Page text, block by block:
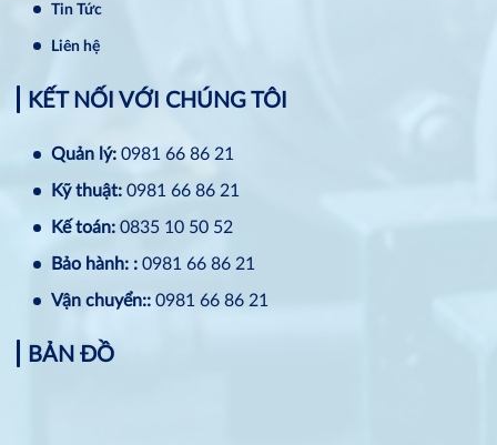
Tin Tức
Liên hệ
KẾT NỐI VỚI CHÚNG TÔI
Quản lý: 0981 66 86 21
Kỹ thuật: 0981 66 86 21
Kế toán: 0835 10 50 52
Bảo hành: : 0981 66 86 21
Vận chuyển:: 0981 66 86 21
BẢN ĐỒ